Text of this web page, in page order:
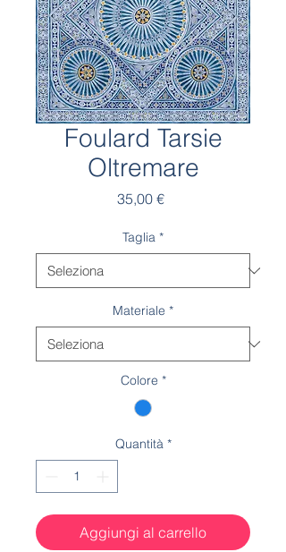
Foulard Tarsie
Oltremare
35,00 €Prezzo
Taglia *
Materiale *
Colore *
Quantità *
Aggiungi al carrello